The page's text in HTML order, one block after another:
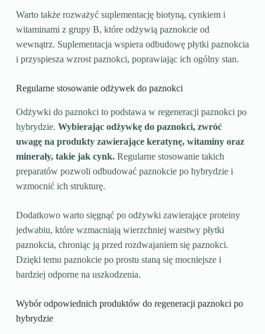
Warto także rozważyć suplementację biotyną, cynkiem i
witaminami z grupy B, które odżywią paznokcie od
wewnątrz. Suplementacja wspiera odbudowę płytki paznokcia
i przyspiesza wzrost paznokci, poprawiając ich ogólny stan.
Regularne stosowanie odżywek do paznokci
Odżywki do paznokci to podstawa w regeneracji paznokci po
hybrydzie. Wybierając odżywkę do paznokci, zwróć
uwagę na produkty zawierające keratynę, witaminy oraz
minerały, takie jak cynk.Regularne stosowanie takich
preparatów pozwoli odbudować paznokcie po hybrydzie i
wzmocnić ich strukturę.
Dodatkowo warto sięgnąć po odżywki zawierające proteiny
jedwabiu, które wzmacniają wierzchniej warstwy płytki
paznokcia, chroniąc ją przed rozdwajaniem się paznokci.
Dzięki temu paznokcie po prostu staną się mocniejsze i
bardziej odporne na uszkodzenia.
Wybór odpowiednich produktów do regeneracji paznokci po
hybrydzie